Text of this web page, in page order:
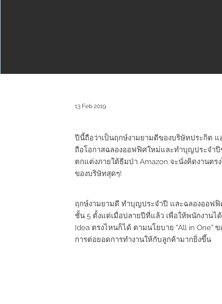
13 Feb 2019
ปีนี้ถือว่าเป็นฤกษ์งามยามดีของบริษัทประกิต
ถือโอกาสฉลองออฟฟิศใหม่และทำบุญประจำ
ตกแต่งภายใต้ธีมป่า Amazon จะนั่งคิดงานตร
ของบริษัทสุดๆ!
ฤกษ์งามยามดี ทำบุญประจำปี และฉลองออฟ
ชั้น 5 ตั้งแต่เมื่อปลายปีที่แล้ว เพื่อให้พนักงาน
Idea ตรงไหนก็ได้ ตามนโยบาย "All in One"
การต่อยอดการทำงานให้กับลูกค้ามากยิ่งขึ้น